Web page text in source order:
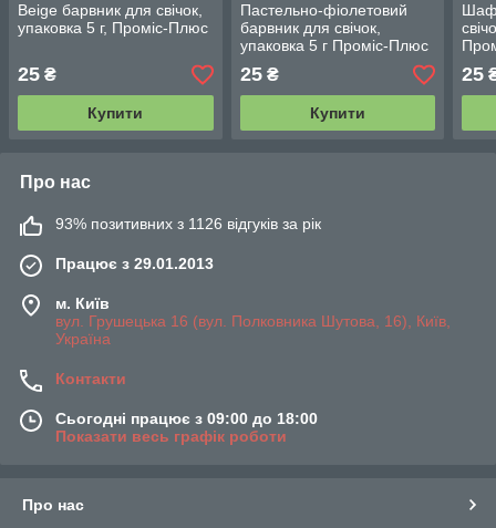
Beige барвник для свічок,
упаковка 5 г, Проміс-Плюс
25 ₴
Купити
Пастельно-фіолетовий
барвник для свічок,
упаковка 5 г Проміс-Плюс
25₴
Купити
25
Про нас
93% позитивних з 1126 відгуків за рік
Працює з 29.01.2013
м. Київ
вул. Грушецька 16 (вул. Полковника Шутова, 16), Київ,
Україна
Контакти
Сьогодні працює з 09:00 до 18:00
Показати весь графік роботи
Про нас